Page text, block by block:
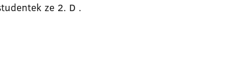
ze 2. D .